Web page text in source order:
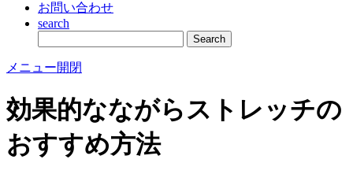
お問い合わせ
search
メニュー開閉
効果的なながらストレッチの
おすすめ方法